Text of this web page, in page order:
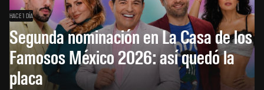
HACE 1 DÍA
Segunda nominación en La Casa de los
Famosos México 2026: así quedó la
placa